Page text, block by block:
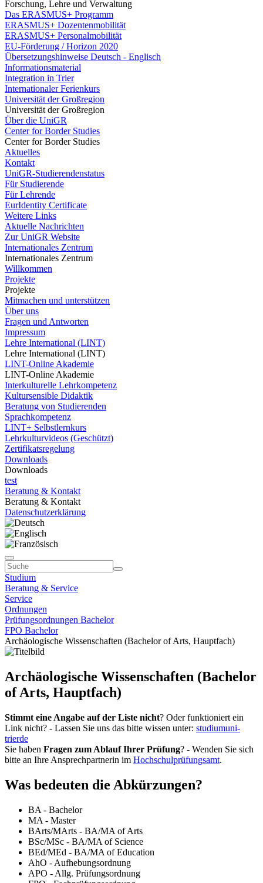
Forschung, Lehre und Verwaltung
Das ERASMUS+ Programm
ERASMUS+ Dozentenmobilität
ERASMUS+ Personalmobilität
EU-Förderung / Horizon 2020
Übersetzungshinweise Deutsch - Englisch
Informationsmaterial
Integration in Trier
Internationaler Ferienkurs
Universität der Großregion
Universität der Großregion
Über die UniGR
Center for Border Studies
Center for Border Studies
Aktuelles
Kontakt
UniGR-Studierendenstatus
Für Studierende
Für Lehrende
EurIdentity Certificate
Weitere Links
Aktuelle Nachrichten
Zur UniGR Website
Internationales Zentrum
Internationales Zentrum
Willkommen
Projekte
Projekte
Mitmachen und unterstützen
Über uns
Fragen und Antworten
Impressum
Lehre International (LINT)
Lehre International (LINT)
LINT-Online Akademie
LINT-Online Akademie
Interkulturelle Lehrkompetenz
Kultursensible Didaktik
Beratung von Studierenden
Sprachkompetenz
LINT+ Selbstlernkurs
Lehrkulturvideos (Geschützt)
Zertifikatsregelung
Downloads
Downloads
test
Beratung & Kontakt
Beratung & Kontakt
Datenschutzerklärung
Studium
Beratung & Service
Service
Ordnungen
Prüfungsordnungen Bachelor
FPO Bachelor
Archäologische Wissenschaften (Bachelor of Arts, Hauptfach)
Archäologische Wissenschaften (Bachelor
of Arts, Hauptfach)
Stimmt eine Angabe auf der Liste nicht? Oder funktioniert ein
Link nicht? - Lassen Sie uns das bitte wissen unter: studiumuni-
trierde
Sie haben Fragen zum Ablauf Ihrer Prüfung? - Wenden Sie sich
bitte an Ihre Ansprechpartnerin im Hochschulprüfungsamt.
Was bedeuten die Abkürzungen?
BA - Bachelor
MA - Master
BArts/MArts - BA/MA of Arts
BSc/MSc - BA/MA of Science
BEd/MEd - BA/MA of Education
AhO - Aufhebungsordnung
APO - Allg. Prüfungsordnung